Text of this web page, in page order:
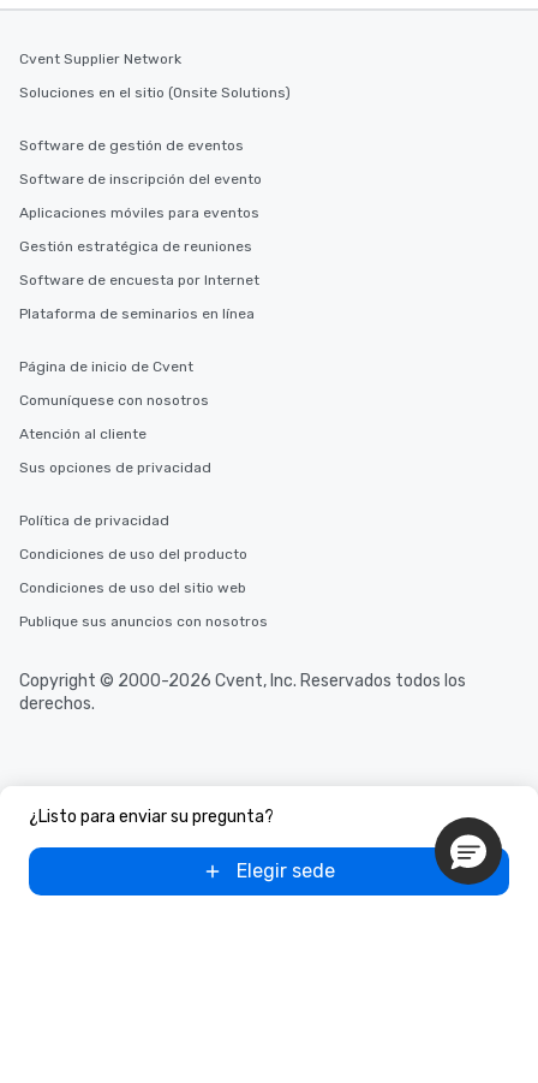
¿Listo para enviar su pregunta?
Elegir sede
Cvent Supplier Network
Soluciones en el sitio (Onsite Solutions)
Software de gestión de eventos
Software de inscripción del evento
Aplicaciones móviles para eventos
Gestión estratégica de reuniones
Software de encuesta por Internet
Plataforma de seminarios en línea
Página de inicio de Cvent
Comuníquese con nosotros
Atención al cliente
Sus opciones de privacidad
Política de privacidad
Condiciones de uso del producto
Condiciones de uso del sitio web
Publique sus anuncios con nosotros
Copyright © 2000-2026 Cvent, Inc. Reservados todos los
derechos.